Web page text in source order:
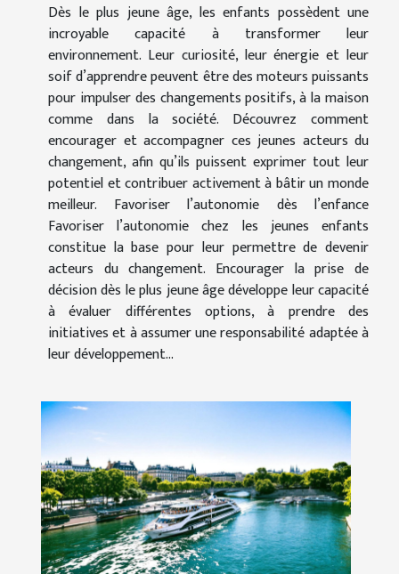
Dès le plus jeune âge, les enfants possèdent une
incroyable capacité à transformer leur
environnement. Leur curiosité, leur énergie et leur
soif d’apprendre peuvent être des moteurs puissants
pour impulser des changements positifs, à la maison
comme dans la société. Découvrez comment
encourager et accompagner ces jeunes acteurs du
changement, afin qu’ils puissent exprimer tout leur
potentiel et contribuer activement à bâtir un monde
meilleur. Favoriser l’autonomie dès l’enfance
Favoriser l’autonomie chez les jeunes enfants
constitue la base pour leur permettre de devenir
acteurs du changement. Encourager la prise de
décision dès le plus jeune âge développe leur capacité
à évaluer différentes options, à prendre des
initiatives et à assumer une responsabilité adaptée à
leur développement...